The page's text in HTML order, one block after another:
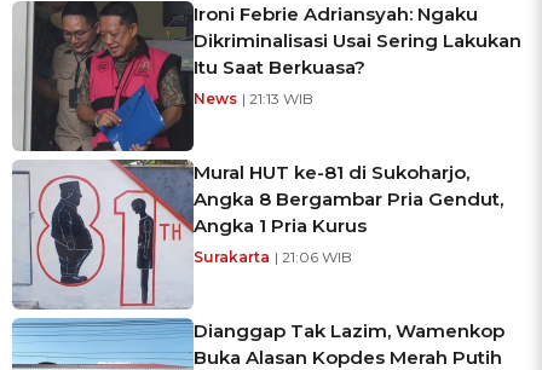
Ironi Febrie Adriansyah: Ngaku
Dikriminalisasi Usai Sering Lakukan
Itu Saat Berkuasa?
News | 21:13 WIB
Mural HUT ke-81 di Sukoharjo,
Angka 8 Bergambar Pria Gendut,
Angka 1 Pria Kurus
Surakarta | 21:06 WIB
Dianggap Tak Lazim, Wamenkop
Buka Alasan Kopdes Merah Putih